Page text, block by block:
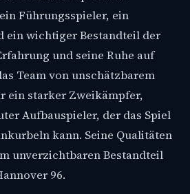
Führungsspieler, ein
ein wichtiger Bestandteil der
und seine Ruhe auf
Team von unschätzbarem
ein starker Zweikämpfer,
Aufbauspieler, der das Spiel
kann. Seine Qualitäten
unverzichtbaren Bestandteil
96.